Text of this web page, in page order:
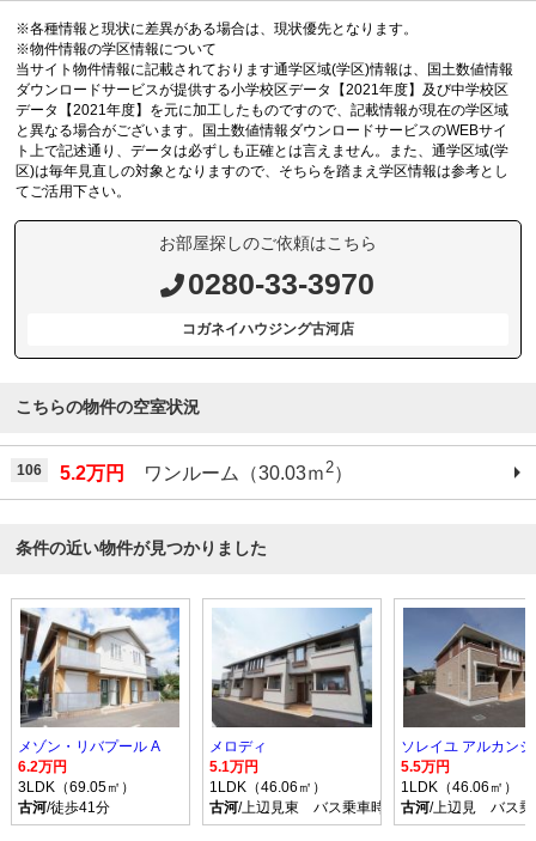
※各種情報と現状に差異がある場合は、現状優先となります。
※物件情報の学区情報について
当サイト物件情報に記載されております通学区域(学区)情報は、国土数値情報
ダウンロードサービスが提供する小学校区データ【2021年度】及び中学校区
データ【2021年度】を元に加工したものですので、記載情報が現在の学区域
と異なる場合がございます。国土数値情報ダウンロードサービスのWEBサイ
ト上で記述通り、データは必ずしも正確とは言えません。また、通学区域(学
区)は毎年見直しの対象となりますので、そちらを踏まえ学区情報は参考とし
てご活用下さい。
お部屋探しのご依頼はこちら
0280-33-3970
コガネイハウジング古河店
こちらの物件の空室状況
106 5.2万円 ワンルーム（30.03ｍ2）
条件の近い物件が見つかりました
メゾン・リバプール A
6.2万円
3LDK（69.05㎡）
古河/徒歩41分
メロディ
5.1万円
1LDK（46.06㎡）
古河/上辺見東 バス乗車時間11分 停歩4分
5.5万円
1LDK（46.06㎡）
古河/上辺見 バス